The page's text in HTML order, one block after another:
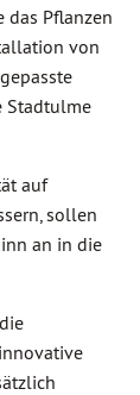
das Pflanzen
von
Stadtulme
auf
sollen
an in die